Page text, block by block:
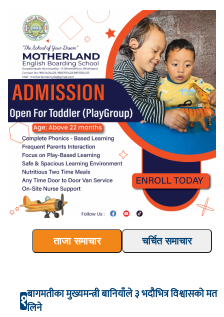
ताजा समाचार चर्चित समाचार
१बागमतीका मुख्यमन्त्री बानियाँले ३ भदौभित्र विश्वासको मत
लिने